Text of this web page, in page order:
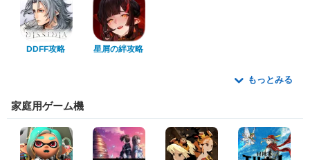
DDFF攻略 星屑の絆攻略
もっとみる
家庭用ゲーム機